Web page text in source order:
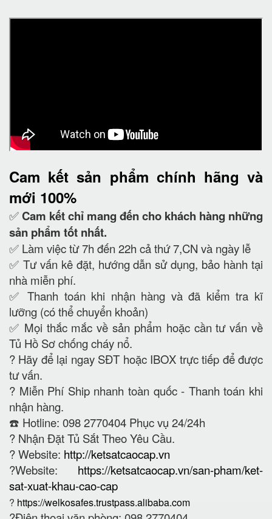
Cam kết sản phẩm chính hãng và
mới 100%
✅ Cam kếtchỉ mang đến cho khách hàng những
sản phẩm tốt nhất.
✅ Làm việc từ 7h đến 22h cả thứ 7,CN và ngày lễ
✅ Tư vấn kê đặt, hướng dẫn sử dụng, bảo hành tại
nhà miễn phí.
✅ Thanh toán khi nhận hàng và đã kiểm tra kĩ
lưỡng (có thể chuyển khoản)
✅ Mọi thắc mắc về sản phẩm hoặc cần tư vấn về
Tủ Hồ Sơ chống cháy nổ.
? Hãy để lại ngay SĐT hoặc IBOX trực tiếp để được
tư vấn.
? Miễn Phí Ship nhanh toàn quốc - Thanh toán khi
nhận hàng.
☎️ Hotline: 098 2770404 Phục vụ 24/24h
? Nhận Đặt Tủ Sắt Theo Yêu Cầu.
? Website: http://ketsatcaocap.vn
?Website: https://ketsatcaocap.vn/san-pham/ket-
sat-xuat-khau-cao-cap
? https://welkosafes.trustpass.alibaba.com